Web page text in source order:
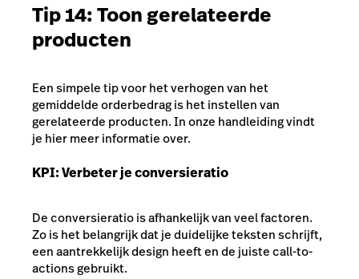
Tip 14: Toon gerelateerde
producten
Een simpele tip voor het verhogen van het
gemiddelde orderbedrag is het instellen van
gerelateerde producten. In onze handleiding vindt
je hier meer informatie over.
KPI: Verbeter je conversieratio
De conversieratio is afhankelijk van veel factoren.
Zo is het belangrijk dat je duidelijke teksten schrijft,
een aantrekkelijk design heeft en de juiste call-to-
actions gebruikt.